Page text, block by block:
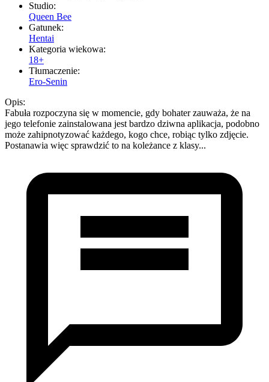
Studio:
Queen Bee
Gatunek:
Hentai
Kategoria wiekowa:
18+
Tłumaczenie:
Ero-Senin
Opis:
Fabuła rozpoczyna się w momencie, gdy bohater zauważa, że na
jego telefonie zainstalowana jest bardzo dziwna aplikacja, podobno
może zahipnotyzować każdego, kogo chce, robiąc tylko zdjęcie.
Postanawia więc sprawdzić to na koleżance z klasy...